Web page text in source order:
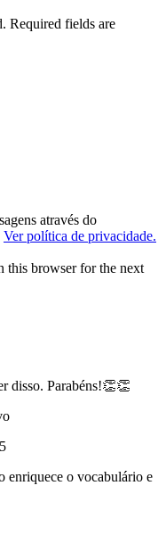
Required fields are
através do
Ver política de privacidade.
this browser for the next
disso. Parabéns!👏👏
enriquece o vocabulário e